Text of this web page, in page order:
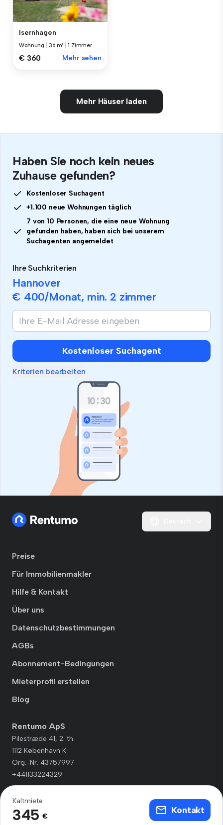
Isernhagen
Wohnung 36 m² |1 Zimmer
€ 360 Mehr sehen
Mehr Häuser laden
Haben Sie noch kein neues
Zuhause gefunden?
Kostenloser Suchagent
+1.100 neue Wohnungen täglich
7 von 10 Personen, die eine neue Wohnung
gefunden haben, haben sich bei unserem
Suchagenten angemeldet
Ihre Suchkriterien
Hannover
€ 400/Monat, min. 2 zimmer
Kostenloser Suchagent
Kriterien bearbeiten
Kaltmiete
345 €
Kontakt
Preise
Für Immobilienmakler
Hilfe & Kontakt
Über uns
Datenschutzbestimmungen
AGBs
Abonnement-Bedingungen
Mieterprofil erstellen
Blog
Rentumo ApS
Pilestræde 41, 2. th.
1112 København K
Org.-Nr. 43757997
+441133224329